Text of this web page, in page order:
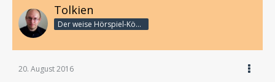
Tolkien
Der weise Hörspiel-König
20. August 2016